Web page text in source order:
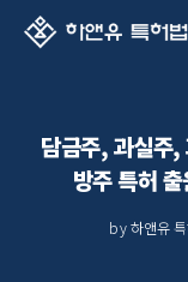
담금주, 과실주
방주 특허
by 하앤유